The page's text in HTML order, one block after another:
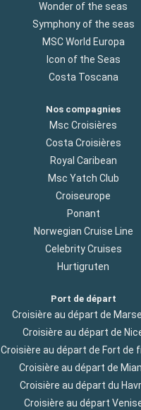
Wonder of the seas
Symphony of the seas
MSC World Europa
Icon of the Seas
Costa Toscana
Nos compagnies
Msc Croisières
Costa Croisières
Royal Caribean
Msc Yatch Club
Croiseurope
Ponant
Norwegian Cruise Line
Celebrity Cruises
Hurtigruten
Port de départ
Croisière au départ de
Croisière au départ de
Croisière au départ de Fort de
Croisière au départ de
Croisière au départ du
Croisière au départ